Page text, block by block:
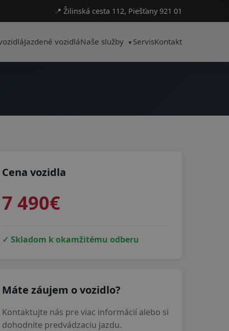
📍 Žilinská cesta 112, Piešťany 921 01
Jazdené vozidláNaše služby ServisKontakt
Cena vozidla
7 490€
✓ Skladom k okamžitému odberu
Máte záujem o vozidlo?
Kontaktujte nás pre viac informácií alebo si
dohodnite predvádzaciu jazdu.